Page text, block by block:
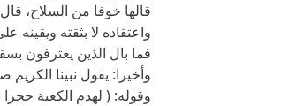
قالها خوفا من السلاح،
واعتقاده لا بثقته ويقينه
فما بال الذين يعترفون
وأخيرا: يقول نبينا
وقوله: ( لهدم الكعبة